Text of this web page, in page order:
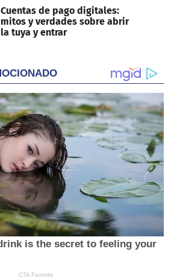
Cuentas de pago digitales:
mitos y verdades sobre abrir
la tuya y entrar